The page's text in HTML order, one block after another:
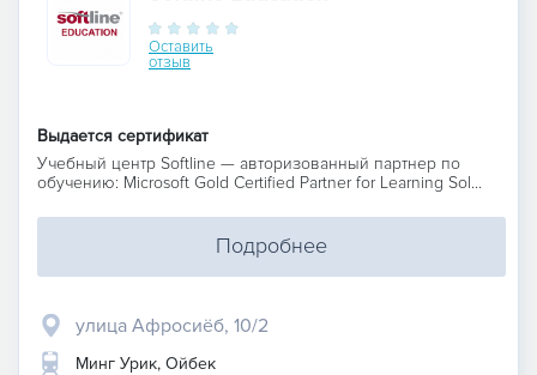
Оставить
отзыв
Выдается сертификат
Учебный центр Softline — авторизованный партнер по
обучению: Microsoft Gold Certified Partner for Learning Sol...
Подробнее
улица Афросиёб, 10/2
Минг Урик, Ойбек